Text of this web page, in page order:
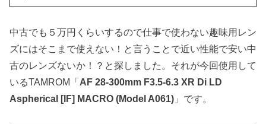
中古でも５万円くらいするので仕事で使わない趣味用レン
ズにはそこまで使えない！と言うことで近い性能で安い中
古のレンズないか！？と探しました。それが今回使用して
いるTAMROM「 AF 28-300mm F3.5-6.3 XR Di LD
Aspherical [IF] MACRO (Model A061) 」です。